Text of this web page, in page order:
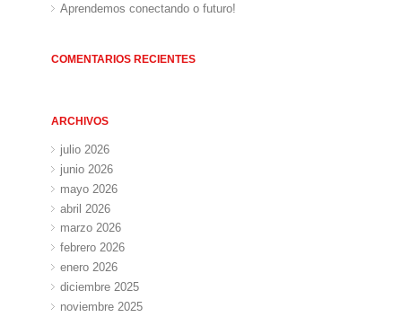
Aprendemos conectando o futuro!
COMENTARIOS RECIENTES
ARCHIVOS
julio 2026
junio 2026
mayo 2026
abril 2026
marzo 2026
febrero 2026
enero 2026
diciembre 2025
noviembre 2025